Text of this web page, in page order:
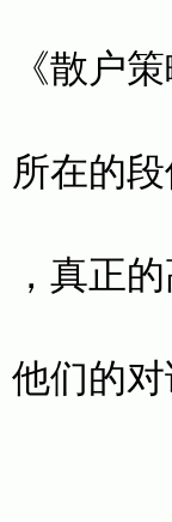
《散户
所在的
，真正
他们的